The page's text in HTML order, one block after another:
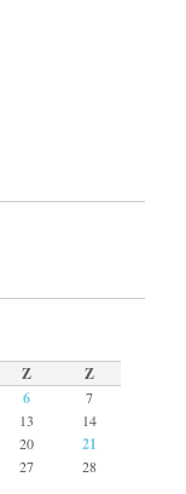
Z
Z
6
7
13 14
20 21
27
28